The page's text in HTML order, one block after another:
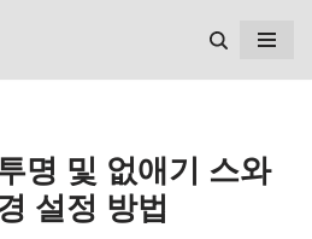
명 및 없애기 스와
설정 방법